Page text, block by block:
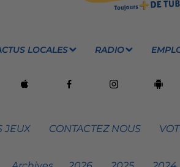
LOCALES RADIO
JEUX CONTACTEZ NOUS